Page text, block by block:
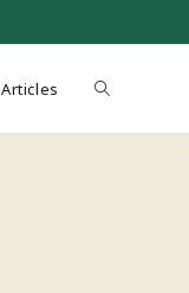
Articles Toggle